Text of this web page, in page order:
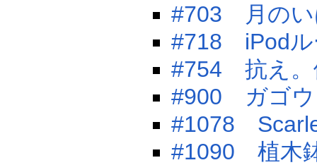
#703 月のい
#718 iPodル
#754 抗え。
#900 ガゴウ
#1078
#1090 植木